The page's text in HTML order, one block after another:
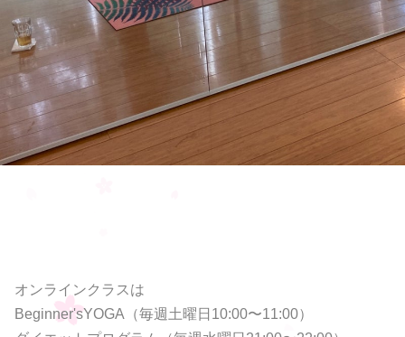
オンラインクラスは
Beginner'sYOGA（毎週土曜日10:00〜11:00）